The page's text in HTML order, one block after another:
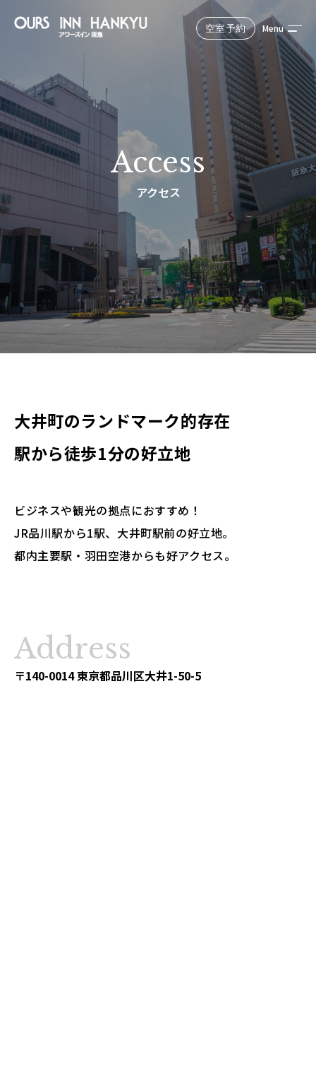
空室予約 Menu
Reserve
公式サイトからのご予約が最もお得！
宿泊予定日
大人1名, 1室
検索
Access
アクセス
大井町のランドマーク的存在
駅から徒歩1分の好立地
ビジネスや観光の拠点におすすめ！
JR品川駅から1駅、大井町駅前の好立地。
都内主要駅・羽田空港からも好アクセス。
Address
〒140-0014東京都品川区大井1-50-5